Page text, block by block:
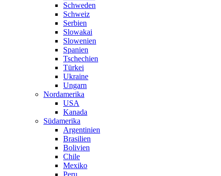
Schweden
Schweiz
Serbien
Slowakai
Slowenien
Spanien
Tschechien
Türkei
Ukraine
Ungarn
Nordamerika
USA
Kanada
Südamerika
Argentinien
Brasilien
Bolivien
Chile
Mexiko
Peru